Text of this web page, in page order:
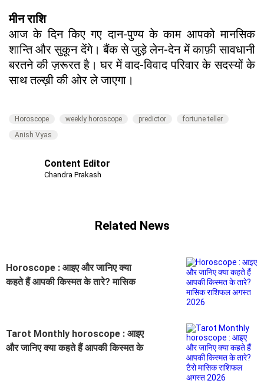
मीन राशि
आज के दिन किए गए दान-पुण्य के काम आपको मानसिक
शान्ति और सुकून देंगे। बैंक से जुड़े लेन-देन में काफ़ी सावधानी
बरतने की ज़रूरत है। घर में वाद-विवाद परिवार के सदस्यों के
साथ तल्ख़ी की ओर ले जाएगा।
Horoscope weekly horoscope predictor
fortune teller
Anish Vyas
Content Editor
Chandra Prakash
Related News
Horoscope : आइए और जानिए क्या
कहते हैं आपकी किस्मत के तारे? मासिक
Tarot Monthly horoscope : आइए
और जानिए क्या कहते हैं आपकी किस्मत के